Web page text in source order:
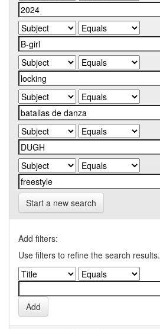
Start a new search
Add filters:
Use filters to refine the search results.